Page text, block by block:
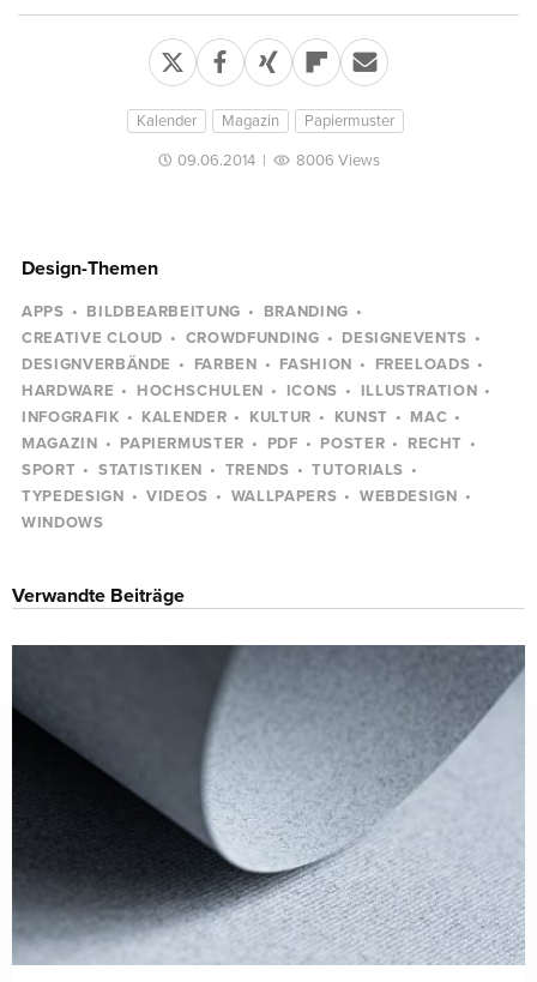
Kalender Magazin Papiermuster
09.06.2014 | 8006 Views
Design-Themen
APPS BILDBEARBEITUNG
BRANDING
CREATIVE CLOUD
CROWDFUNDING
DESIGNEVENTS
DESIGNVERBÄNDE
FARBEN FASHION
FREELOADS
HARDWARE
HOCHSCHULEN ICONS
ILLUSTRATION
INFOGRAFIK
KALENDER KULTUR KUNST
MAC
MAGAZIN
PAPIERMUSTER PDF POSTER
RECHT
SPORT
STATISTIKEN TRENDS
TUTORIALS
TYPEDESIGN
VIDEOS WALLPAPERS
WEBDESIGN
WINDOWS
Verwandte Beiträge